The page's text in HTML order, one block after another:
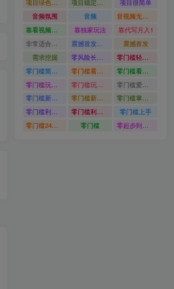
【站长运营资料】无水印课程资源
项目绿色长久
项目稳定落地两年以上
项目很简单
音频氛围
音频
音视频无损切割剪辑神器
靠看视频就能在YouTube上賺到钱
靠独家玩法
靠代写月入1
非常适合小白快速上手
震撼首发小白利用电脑做游戏搬砖
震撼首发
需求挖掘
零风险长期做
零门槛轻资产创业
零门槛简单易上手
零门槛看完就能上手只需一部手机轻松日收30
零门槛看完就能上手
零门槛玩转伙伴计划与精选独家单日稳定收益1k
零门槛玩转伙伴计划与精选独家
零门槛爱奇艺变现冷门赛道
零门槛新手快速入门闲鱼电商日赚百元新手必看教程
零门槛新手快速入门闲鱼电商日赚百元
零门槛掌握汽车赛道变现玩法
零门槛利用AI只需几分钟轻松做出带货短视频
零门槛利用AI
零门槛上手
零门槛24小时无人值守被动创收项目
零门槛 零起步到独立实操